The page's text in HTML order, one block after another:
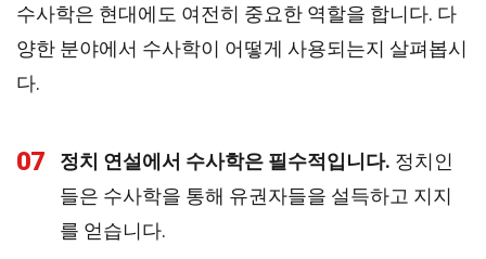
수사학은 현대에도 여전히 중요한 역할을 합니다. 다
양한 분야에서 수사학이 어떻게 사용되는지 살펴봅시
다.
07 정치 연설에서 수사학은 필수적입니다. 정치인
들은 수사학을 통해 유권자들을 설득하고 지지
를 얻습니다.